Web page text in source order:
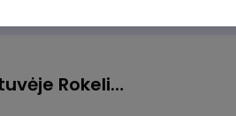
Pardavėjas (-a) naujoje parduotuvėje Rokeliuose (NEMOKAMAS TRANSPORTAS)